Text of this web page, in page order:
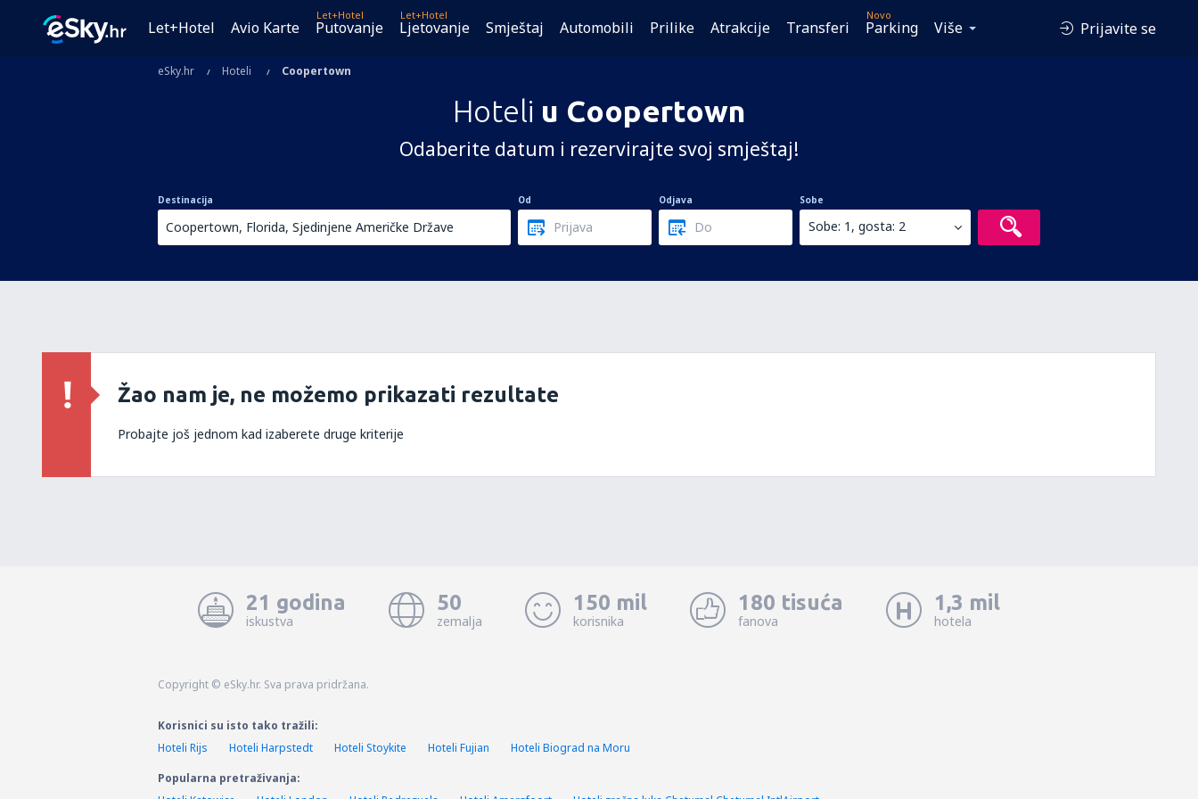
Let+Hotel Avio Karte
Let+Hotel
Putovanje
Let+Hotel
Ljetovanje Smještaj Automobili Prilike Atrakcije Transferi
Novo
Parking Više Prijavite se
eSky.hr Hoteli Coopertown
Hoteli u Coopertown
Odaberite datum i rezervirajte svoj smještaj!
Destinacija Od Odjava Sobe
Sobe: 1, gosta: 2
Žao nam je, ne možemo prikazati rezultate
Probajte još jednom kad izaberete druge kriterije
21 godina
iskustva
50
zemalja
150 mil
korisnika
180 tisuća
fanova
1,3 mil
hotela
Copyright © eSky.hr. Sva prava pridržana.
Korisnici su isto tako tražili:
Hoteli Rijs
Hoteli Harpstedt Hoteli Stoykite Hoteli Fujian
Hoteli Biograd na Moru
Popularna pretraživanja: